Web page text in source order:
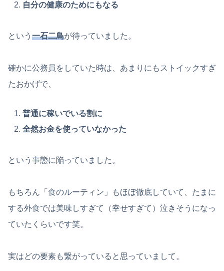
自分の健康のためにもなる
という 一石二鳥が待っていました。
確かに公務員をしていた時は、あまりにもストイックすぎ
たおかげで、
普通に稼いでいる割に
全然お金を使っていなかった
という事態に陥っていました。
もちろん「食のルーティン」もほぼ徹底していて、たまに
する外食では美味しすぎて（幸せすぎて）泣きそうになっ
ていたくらいです笑。
実はどの要素も繋がっていると思っていまして。